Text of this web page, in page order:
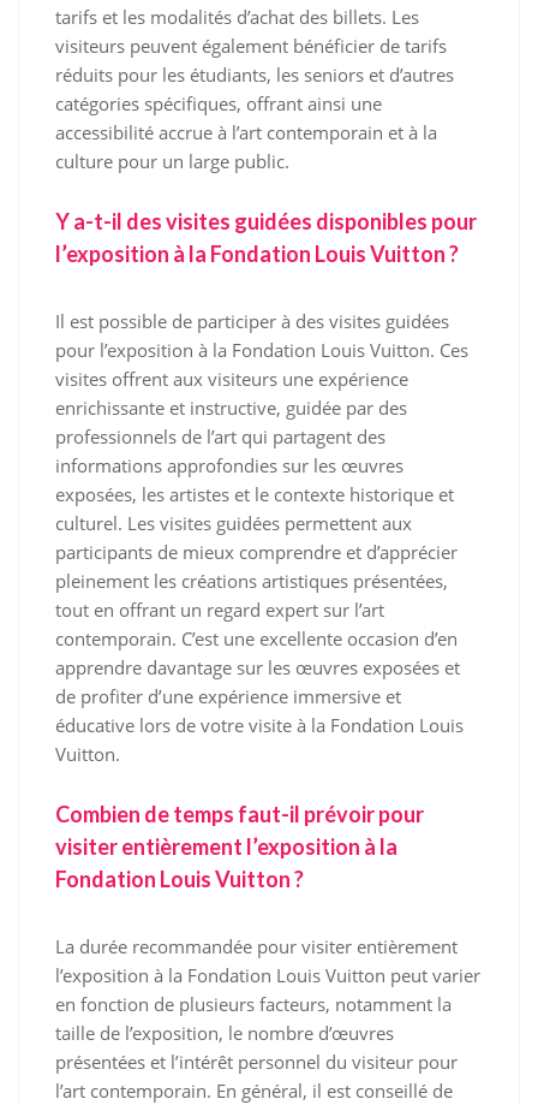
tarifs et les modalités d’achat des billets. Les
visiteurs peuvent également bénéficier de tarifs
réduits pour les étudiants, les seniors et d’autres
catégories spécifiques, offrant ainsi une
accessibilité accrue à l’art contemporain et à la
culture pour un large public.
Y a-t-il des visites guidées disponibles pour
l’exposition à la Fondation Louis Vuitton ?
Il est possible de participer à des visites guidées
pour l’exposition à la Fondation Louis Vuitton. Ces
visites offrent aux visiteurs une expérience
enrichissante et instructive, guidée par des
professionnels de l’art qui partagent des
informations approfondies sur les œuvres
exposées, les artistes et le contexte historique et
culturel. Les visites guidées permettent aux
participants de mieux comprendre et d’apprécier
pleinement les créations artistiques présentées,
tout en offrant un regard expert sur l’art
contemporain. C’est une excellente occasion d’en
apprendre davantage sur les œuvres exposées et
de profiter d’une expérience immersive et
éducative lors de votre visite à la Fondation Louis
Vuitton.
Combien de temps faut-il prévoir pour
visiter entièrement l’exposition à la
Fondation Louis Vuitton ?
La durée recommandée pour visiter entièrement
l’exposition à la Fondation Louis Vuitton peut varier
en fonction de plusieurs facteurs, notamment la
taille de l’exposition, le nombre d’œuvres
présentées et l’intérêt personnel du visiteur pour
l’art contemporain. En général, il est conseillé de